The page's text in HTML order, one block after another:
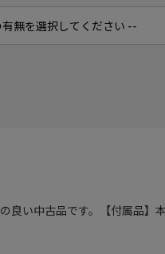
良い中古品です。【付属品】